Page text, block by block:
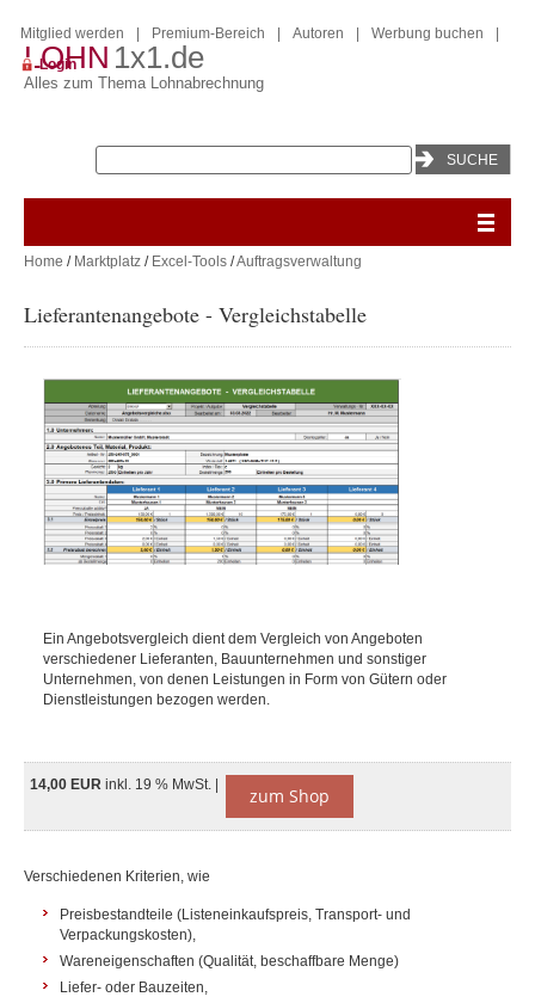
LOHN 1x1.de
Alles zum Thema Lohnabrechnung
Mitglied werden Premium-Bereich Autoren Werbung buchen
Login
Home / Marktplatz / Excel-Tools /Auftragsverwaltung
Lieferantenangebote - Vergleichstabelle
Ein Angebotsvergleich dient dem Vergleich von Angeboten
verschiedener Lieferanten, Bauunternehmen und sonstiger
Unternehmen, von denen Leistungen in Form von Gütern oder
Dienstleistungen bezogen werden.
14,00 EUR inkl. 19 % MwSt. | zum Shop
Verschiedenen Kriterien, wie
Preisbestandteile (Listeneinkaufspreis, Transport- und
Verpackungskosten),
Wareneigenschaften (Qualität, beschaffbare Menge)
Liefer- oder Bauzeiten,